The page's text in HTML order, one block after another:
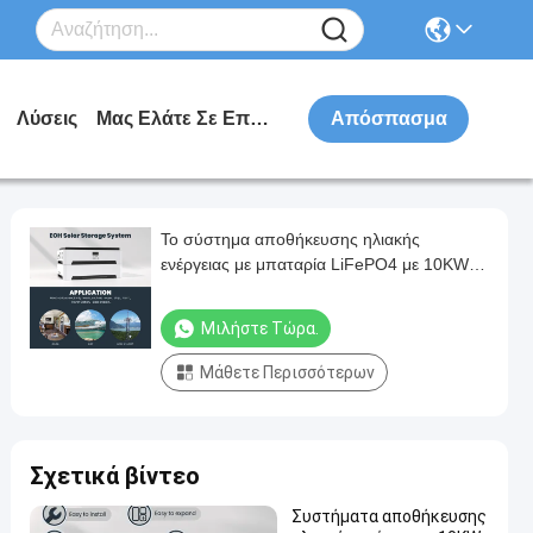
Λύσεις Μας Ελάτε Σε Επαφή Με Απόσπασμα
Το σύστημα αποθήκευσης ηλιακής
ενέργειας με μπαταρία LiFePO4 με 10KW
ανακυκλώσεις
Μιλήστε Τώρα.
Μάθετε Περισσότερων
Σχετικά βίντεο
Συστήματα αποθήκευσης